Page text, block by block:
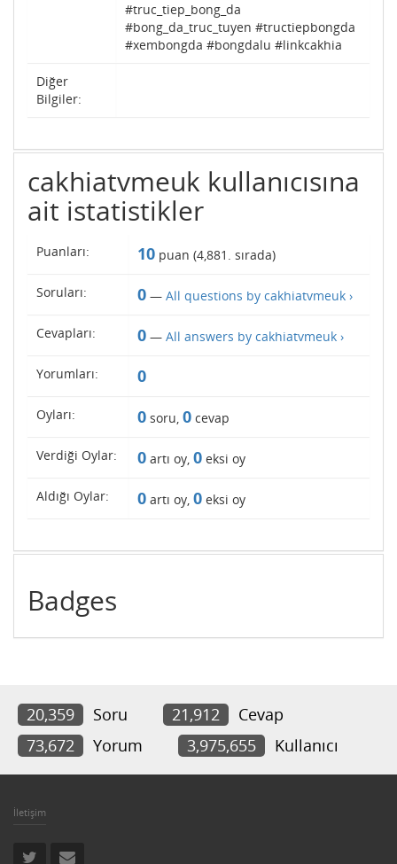
#truc_tiep_bong_da
#bong_da_truc_tuyen #tructiepbongda
#xembongda #bongdalu #linkcakhia
Diğer
Bilgiler:
cakhiatvmeuk kullanıcısına
ait istatistikler
Puanları: 10 puan (4,881 . sırada)
Soruları: 0 — All questions by cakhiatvmeuk ›
Cevapları: 0 — All answers by cakhiatvmeuk ›
Yorumları: 0
Oyları: 0 soru, 0 cevap
Verdiği Oylar: 0 artı oy, 0 eksi oy
Aldığı Oylar: 0 artı oy, 0 eksi oy
Badges
20,359 Soru 21,912
Cevap
73,672
Yorum 3,975,655 Kullanıcı
İletişim